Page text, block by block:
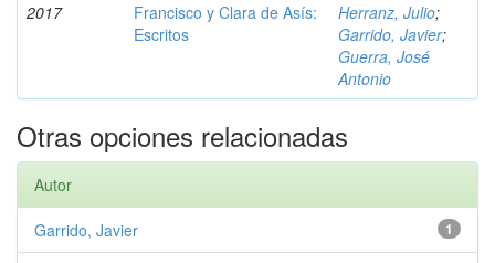
2017
Francisco y Clara de Asís:
Escritos
Herranz, Julio;
Garrido, Javier;
Guerra, José
Antonio
Otras opciones relacionadas
Autor
1
Garrido, Javier